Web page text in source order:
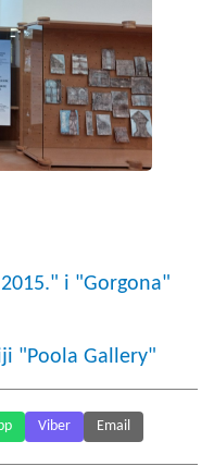
i "Gorgona"
"Poola Gallery"
Viber Email